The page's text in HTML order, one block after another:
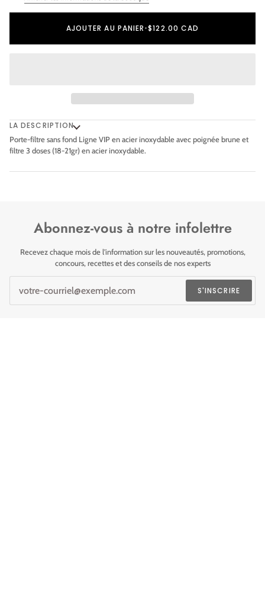
AJOUTER AU PANIER•$122.00 CAD
LA DESCRIPTION
Porte-filtre sans fond Ligne VIP en acier inoxydable avec poignée brune et
filtre 3 doses (18-21gr) en acier inoxydable.
Abonnez-vous à notre infolettre
Recevez chaque mois de l'information sur les nouveautés, promotions,
concours, recettes et des conseils de nos experts
S'INSCRIRE